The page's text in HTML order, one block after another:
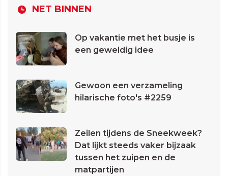
NET BINNEN
Op vakantie met het busje is
een geweldig idee
Gewoon een verzameling
hilarische foto's #2259
Zeilen tijdens de Sneekweek?
Dat lijkt steeds vaker bijzaak
tussen het zuipen en de
matpartijen